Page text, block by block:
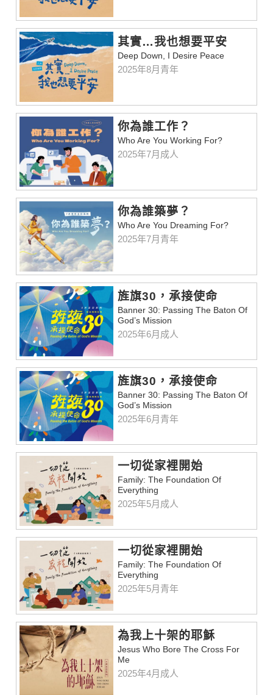
其實…我也想要平安
Deep Down, I Desire Peace
2025年8月青年
你為誰工作？
Who Are You Working For?
2025年7月成人
你為誰築夢？
Who Are You Dreaming For?
2025年7月青年
旌旗30，承接使命
Banner 30: Passing The Baton Of
God’s Mission
2025年6月成人
旌旗30，承接使命
Banner 30: Passing The Baton Of
God’s Mission
2025年6月青年
一切從家裡開始
Family: The Foundation Of
Everything
2025年5月成人
一切從家裡開始
Family: The Foundation Of
Everything
2025年5月青年
為我上十架的耶穌
Jesus Who Bore The Cross For
Me
2025年4月成人